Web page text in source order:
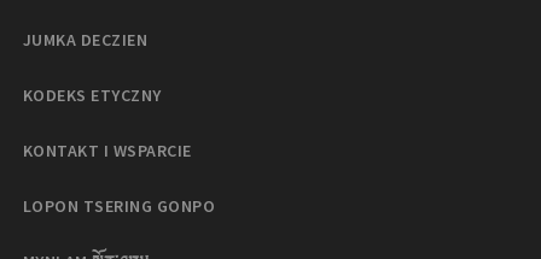
JUMKA DECZIEN
KODEKS ETYCZNY
KONTAKT I WSPARCIE
LOPON TSERING GONPO